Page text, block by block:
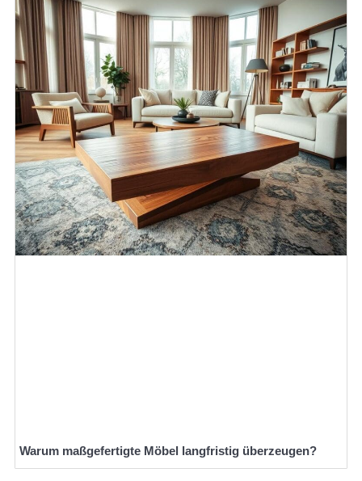
Warum maßgefertigte Möbel langfristig überzeugen?